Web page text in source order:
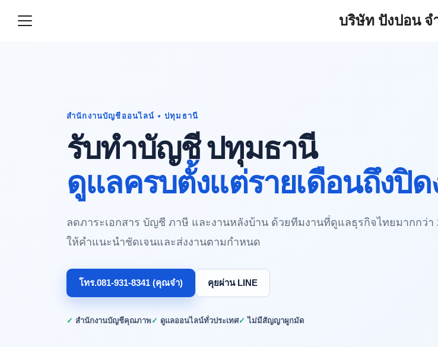
บริษัท ปังปอน จ
สำนักงานบัญชีออนไลน์ • ปทุมธานี
รับทำบัญชี ปทุมธานี
ดูแลครบตั้งแต่รายเดือนถึงปิด
ลดภาระเอกสาร บัญชี ภาษี และงานหลังบ้าน ด้วยทีมงานที่ดูแลธุรกิจไทยมากกว่า
ให้คำแนะนำชัดเจนและส่งงานตามกำหนด
โทร.081-931-8341 (คุณจ๋า) คุยผ่าน LINE
✓ สำนักงานบัญชีคุณภาพ ✓ ดูแลออนไลน์ทั่วประเทศ ✓ ไม่มีสัญญาผูกมัด